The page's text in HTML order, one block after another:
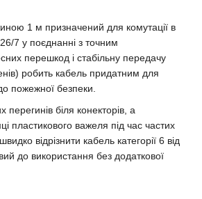
1 м призначений для комутації в
7 у поєднанні з точним
перешкод і стабільну передачу
робить кабель придатним для
пожежної безпеки.
біля конекторів, а
пластикового важеля під час частих
відрізнити кабель категорії 6 від
до використання без додаткової